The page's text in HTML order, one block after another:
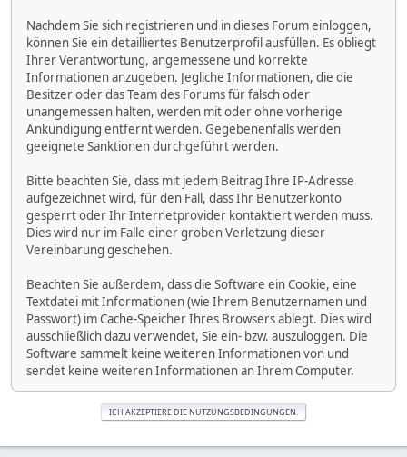
Nachdem Sie sich registrieren und in dieses Forum einloggen,
können Sie ein detailliertes Benutzerprofil ausfüllen. Es obliegt
Ihrer Verantwortung, angemessene und korrekte
Informationen anzugeben. Jegliche Informationen, die die
Besitzer oder das Team des Forums für falsch oder
unangemessen halten, werden mit oder ohne vorherige
Ankündigung entfernt werden. Gegebenenfalls werden
geeignete Sanktionen durchgeführt werden.
Bitte beachten Sie, dass mit jedem Beitrag Ihre IP-Adresse
aufgezeichnet wird, für den Fall, dass Ihr Benutzerkonto
gesperrt oder Ihr Internetprovider kontaktiert werden muss.
Dies wird nur im Falle einer groben Verletzung dieser
Vereinbarung geschehen.
Beachten Sie außerdem, dass die Software ein Cookie, eine
Textdatei mit Informationen (wie Ihrem Benutzernamen und
Passwort) im Cache-Speicher Ihres Browsers ablegt. Dies wird
ausschließlich dazu verwendet, Sie ein- bzw. auszuloggen. Die
Software sammelt keine weiteren Informationen von und
sendet keine weiteren Informationen an Ihrem Computer.